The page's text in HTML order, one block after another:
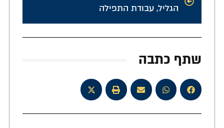
הגליל, עבודת התפילה
שתף כתבה